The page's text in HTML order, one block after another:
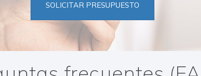
SOLICITAR PRESUPUESTO